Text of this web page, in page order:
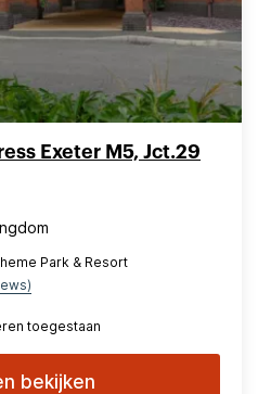
Exeter M5, Jct.29
Park & Resort
toegestaan
bekijken